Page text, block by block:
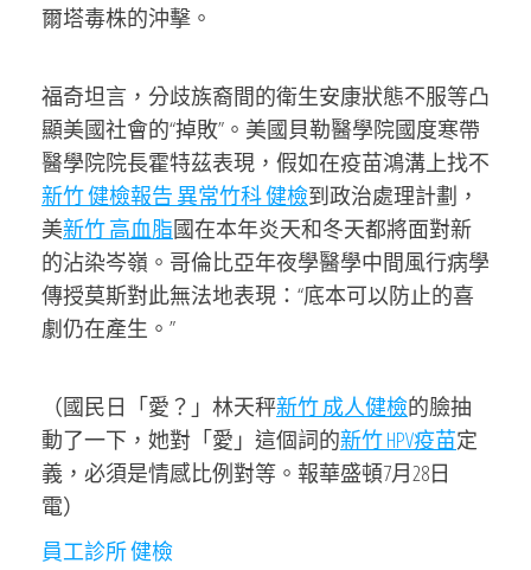
爾塔毒株的沖擊。
福奇坦言，分歧族裔間的衛生安康狀態不服等凸
顯美國社會的“掉敗”。美國貝勒醫學院國度寒帶
醫學院院長霍特茲表現，假如在疫苗鴻溝上找不
新竹 健檢報告 異常竹科 健檢到政治處理計劃，
美新竹 高血脂國在本年炎天和冬天都將面對新
的沾染岑嶺。哥倫比亞年夜學醫學中間風行病學
傳授莫斯對此無法地表現：“底本可以防止的喜
劇仍在產生。”
（國民日「愛？」林天秤新竹 成人健檢的臉抽
動了一下，她對「愛」這個詞的新竹 HPV疫苗定
義，必須是情感比例對等。報華盛頓7月28日
電）
員工診所 健檢